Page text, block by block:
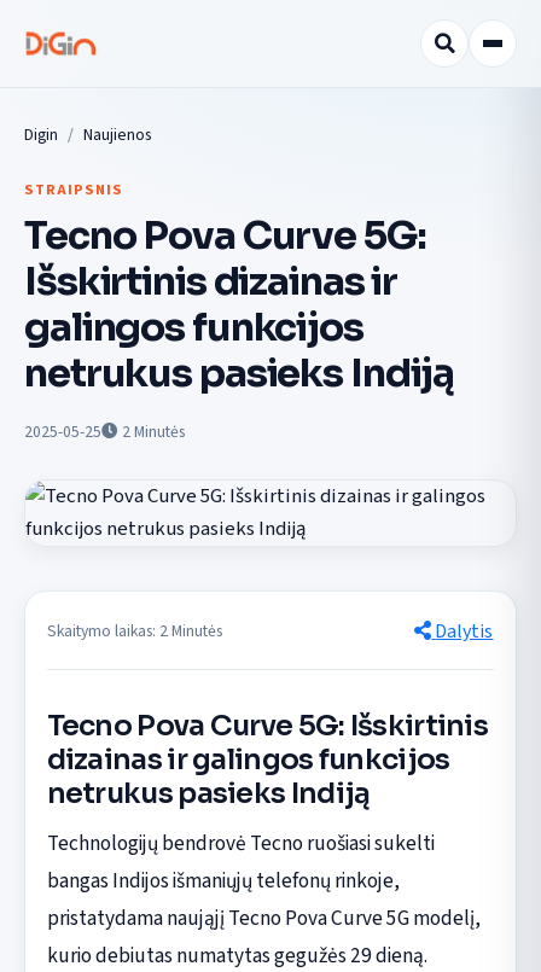
Digin Naujienos
STRAIPSNIS
Tecno Pova Curve 5G:
Išskirtinis dizainas ir
galingos funkcijos
netrukus pasieks Indiją
2025-05-25 2Minutės
Skaitymo laikas: 2 Minutės Dalytis
Tecno Pova Curve 5G: Išskirtinis
dizainas ir galingos funkcijos
netrukus pasieks Indiją
Technologijų bendrovė Tecno ruošiasi sukelti
bangas Indijos išmaniųjų telefonų rinkoje,
pristatydama naująjį Tecno Pova Curve 5G modelį,
kurio debiutas numatytas gegužės 29 dieną.